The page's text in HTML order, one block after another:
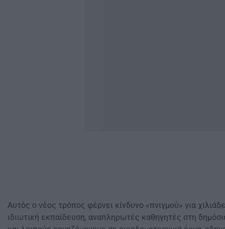
Αυτός ο νέος τρόπος φέρνει κίνδυνο «πνιγμού» για
ιδιωτική εκπαίδευση, αναπληρωτές καθηγητές στη